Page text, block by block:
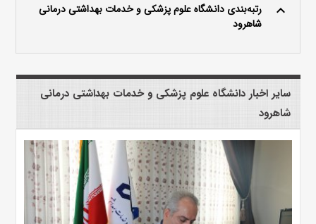
keyboard_arrow_up
رتبه‌بندی دانشگاه علوم پزشکی و خدمات بهداشتی درمانی
شاهرود
سایر اخبار دانشگاه علوم پزشکی و خدمات بهداشتی درمانی
شاهرود